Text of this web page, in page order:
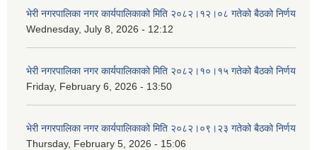
भेरी नगरपालिका नगर कार्यपालिकाको मिति २०८२।१२।०८ गतेको बैठको निर्णय
Wednesday, July 8, 2026 - 12:12
भेरी नगरपालिका नगर कार्यपालिकाको मिति २०८२।१०।१५ गतेको बैठको निर्णय
Friday, February 6, 2026 - 13:50
भेरी नगरपालिका नगर कार्यपालिकाको मिति २०८२।०९।२३ गतेको बैठको निर्णय
Thursday, February 5, 2026 - 15:06